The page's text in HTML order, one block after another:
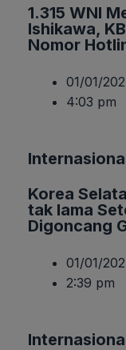
1.315 WNI
Ishikawa,
Nomor
01/01/
4:03 pm
Korea
tak lama
Digoncang
01/01/
2:39 pm